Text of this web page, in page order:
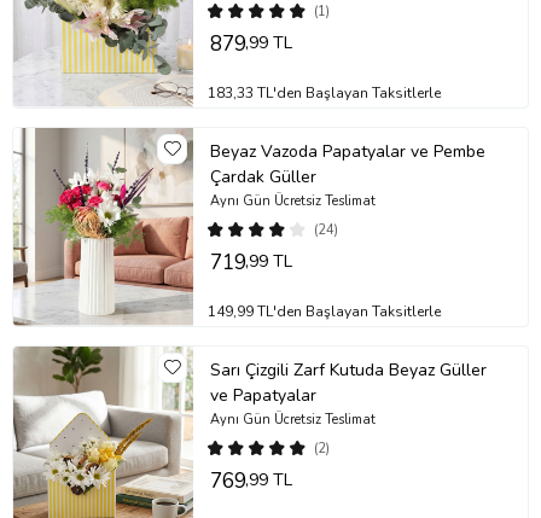
(1)
879,99 TL
183,33 TL'den Başlayan Taksitlerle
Beyaz Vazoda Papatyalar ve Pembe
Çardak Güller
(24)
Aynı Gün Ücretsiz Teslimat
719,99 TL
149,99 TL'den Başlayan Taksitlerle
Sarı Çizgili Zarf Kutuda Beyaz Güller
ve Papatyalar
(2)
Aynı Gün Ücretsiz Teslimat
769,99 TL